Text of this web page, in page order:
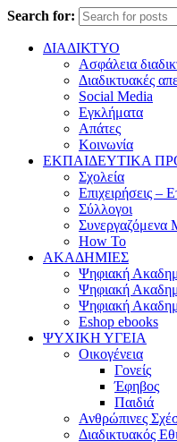
Search for:
ΔΙΑΔΙΚΤΥΟ
Ασφάλεια
Διαδικτυακές
Social Media
Εγκλήματα
Απάτες
Κοινωνία
ΕΚΠΑΙΔΕΥΤΙΚΑ
Σχολεία
Επιχειρήσεις –
Σύλλογοι
Συνεργαζόμενα
How To
ΑΚΑΔΗΜΙΕΣ
Ψηφιακή
Ψηφιακή
Ψηφιακή
Eshop ebooks
ΨΥΧΙΚΗ ΥΓΕΙΑ
Οικογένεια
Γονείς
Έφηβος
Παιδιά
Ανθρώπινες
Διαδικτυακός